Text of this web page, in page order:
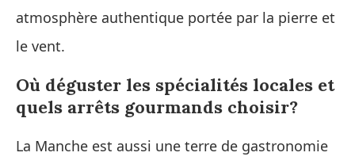
atmosphère authentique portée par la pierre et
le vent.
Où déguster les spécialités locales et
quels arrêts gourmands choisir?
La Manche est aussi une terre de gastronomie